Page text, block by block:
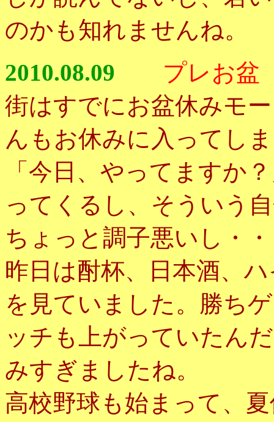
のかも知れませんね。
2010.08.09
プレお盆
街はすでにお盆休みモ
んもお休みに入ってし
「今日、やってますか
ってくるし、そういう
ちょっと調子悪いし・
昨日は酎杯、日本酒、
を見ていました。勝ち
ッチも上がっていたん
みすぎましたね。
高校野球も始まって、